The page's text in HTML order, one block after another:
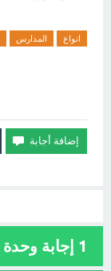
انواع المدارس
1 إجابة وحدة